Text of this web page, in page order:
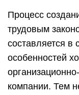
Процесс
трудовым
составляется
особенностей
компании. Тем